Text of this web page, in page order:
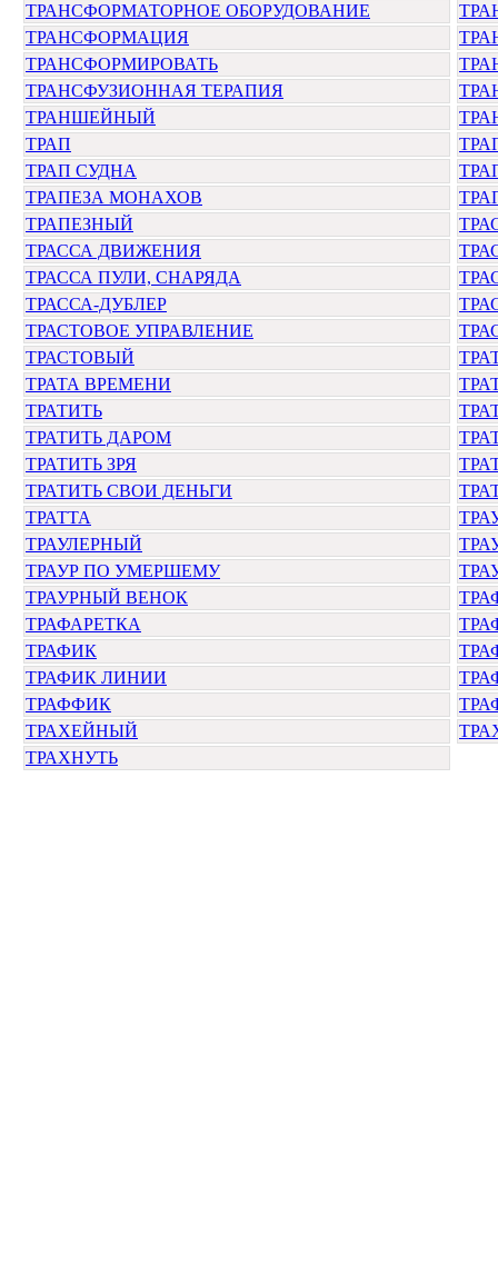
ТРАНСФОРМАТОРНОЕ ОБОРУДОВАНИЕ
ТРАНСФОРМАЦИЯ
ТРАНСФОРМИРОВАТЬ
ТРАНСФУЗИОННАЯ ТЕРАПИЯ
ТРАНШЕЙНЫЙ
ТРАП
ТРАП СУДНА
ТРАПЕЗА МОНАХОВ
ТРАПЕЗНЫЙ
ТРАССА ДВИЖЕНИЯ
ТРАССА ПУЛИ, СНАРЯДА
ТРАССА-ДУБЛЕР
ТРАСТОВОЕ УПРАВЛЕНИЕ
ТРАСТОВЫЙ
ТРАТА ВРЕМЕНИ
ТРАТИТЬ
ТРАТИТЬ ДАРОМ
ТРАТИТЬ ЗРЯ
ТРАТИТЬ СВОИ ДЕНЬГИ
ТРАТТА
ТРАУЛЕРНЫЙ
ТРАУР ПО УМЕРШЕМУ
ТРАУРНЫЙ ВЕНОК
ТРАФАРЕТКА
ТРАФИК
ТРАФИК ЛИНИИ
ТРАФФИК
ТРАХЕЙНЫЙ
ТРАХНУТЬ